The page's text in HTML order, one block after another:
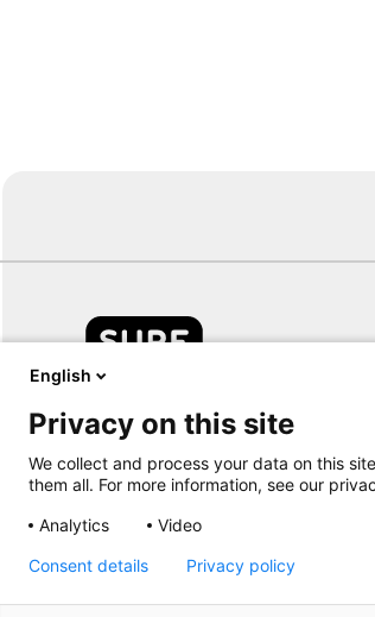
Samen aanjagen van vernieuwing
English
Privacy on this site
We collect and process your data on this
them all. For more information, see our
Analytics
Video
Consent details Privacy policy